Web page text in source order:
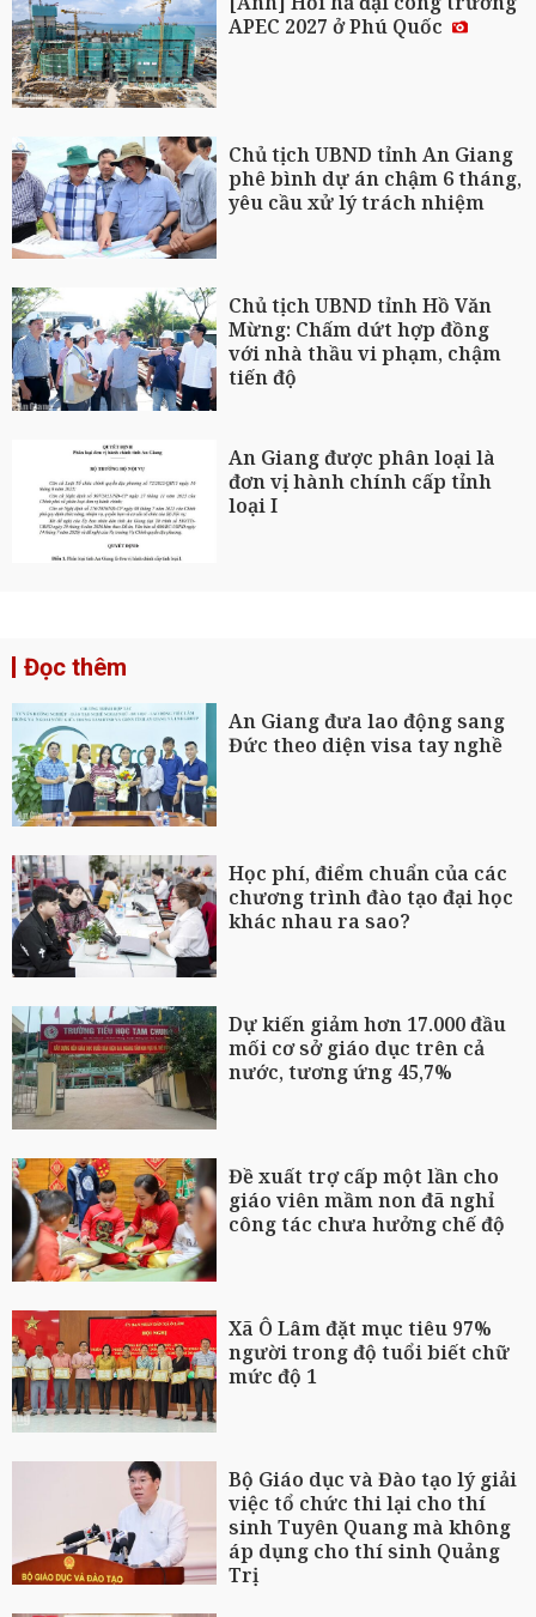
APEC 2027 ở Phú Quốc
Chủ tịch UBND tỉnh An Giang
phê bình dự án chậm 6 tháng,
yêu cầu xử lý trách nhiệm
Chủ tịch UBND tỉnh Hồ Văn
Mừng: Chấm dứt hợp đồng
với nhà thầu vi phạm, chậm
tiến độ
An Giang được phân loại là
đơn vị hành chính cấp tỉnh
loại I
Đọc thêm
An Giang đưa lao động sang
Đức theo diện visa tay nghề
Học phí, điểm chuẩn của các
chương trình đào tạo đại học
khác nhau ra sao?
Dự kiến giảm hơn 17.000 đầu
mối cơ sở giáo dục trên cả
nước, tương ứng 45,7%
Đề xuất trợ cấp một lần cho
giáo viên mầm non đã nghỉ
công tác chưa hưởng chế độ
Xã Ô Lâm đặt mục tiêu 97%
người trong độ tuổi biết chữ
mức độ 1
Bộ Giáo dục và Đào tạo lý giải
việc tổ chức thi lại cho thí
sinh Tuyên Quang mà không
áp dụng cho thí sinh Quảng
Trị